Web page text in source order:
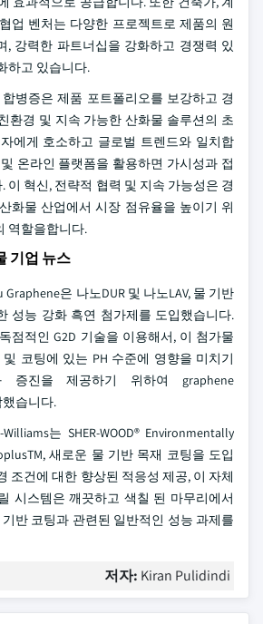
업 벤처는 다양한 프로젝트로 제품의 원
, 강력한 파트너십을 강화하고 경쟁력 있
하고 있습니다.
병증은 제품 포트폴리오를 보강하고 경
환경 및 지속 가능한 산화물 솔루션의 초
에게 호소하고 글로벌 트렌드와 일치합
온라인 플랫폼을 활용하면 가시성과 접
이 혁신, 전략적 협력 및 지속 가능성은 경
화물 산업에서 시장 점유율을 높이기 위
역할을합니다.
기업 뉴스
Graphene은 나노DUR 및 나노LAV, 물 기반
성능 강화 흑연 첨가제를 도입했습니다.
점적인 G2D 기술을 이용해서, 이 첨가물
코팅에 있는 PH 수준에 영향을 미치기
증진을 제공하기 위하여 graphene
습니다.
는 SHER-WOOD® Environmentally
새로운 물 기반 목재 코팅을 도입
조건에 대한 향상된 적응성 제공, 이 자체
시스템은 깨끗하고 색칠 된 마무리에서
반 코팅과 관련된 일반적인 성능 과제를
저자: Kiran Pulidindi